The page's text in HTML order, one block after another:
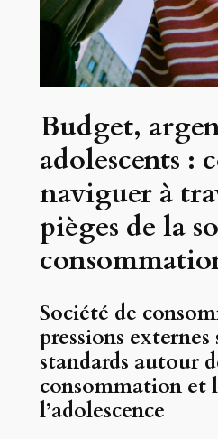
Budget,
adolescents :
naviguer à
pièges de la
Société de
pressions externes
standards autour
consommation et
l’adolescence